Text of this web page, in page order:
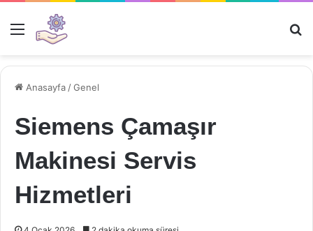
Menü
Anasayfa /Genel
Siemens Çamaşır
Makinesi Servis
Hizmetleri